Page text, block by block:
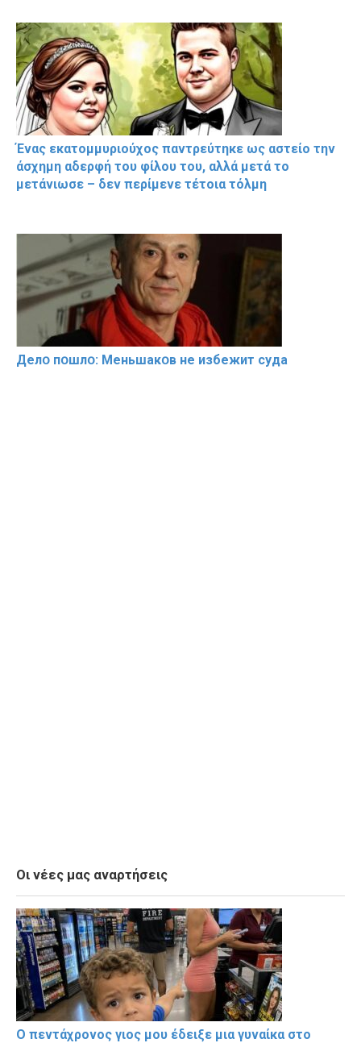
Ένας εκατομμυριούχος παντρεύτηκε ως αστείο την
άσχημη αδερφή του φίλου του, αλλά μετά το
μετάνιωσε – δεν περίμενε τέτοια τόλμη
Делօ пօшлօ: Меньшакօв не избeжит cyдa
Οι νέες μας αναρτήσεις
Ο πεντάχρονος γιος μου έδειξε μια γυναίκα στο